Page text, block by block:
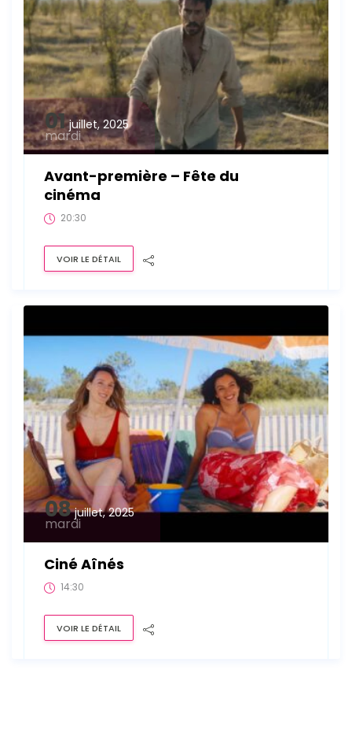
01 juillet, 2025
mardi
Avant-première – Fête du
cinéma
20:30
VOIR LE DÉTAIL
08 juillet, 2025
mardi
Ciné Aînés
14:30
VOIR LE DÉTAIL